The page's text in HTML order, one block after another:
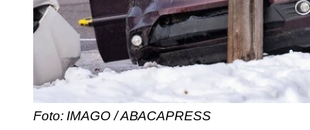
Foto: IMAGO / ABACAPRESS